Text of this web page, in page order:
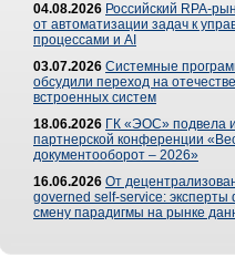
04.08.2026 Российский RPA-
от автоматизации задач к
процессами и AI
03.07.2026 Системные
обсудили переход на
встроенных систем
18.06.2026 ГК «ЭОС» подвела
партнерской конференции
документооборот – 2026»
16.06.2026 От
governed self-service: эксперты
смену парадигмы на рынке